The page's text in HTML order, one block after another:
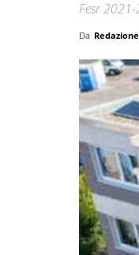
Fesr
Da Redazione